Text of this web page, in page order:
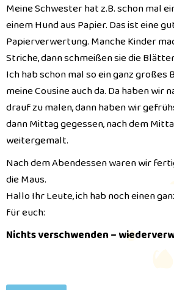
Meine Schwester hat z.B. schon mal
einem Hund aus Papier. Das isteine
Papierverwertung. Manche Kinder
Striche, dann schmeißen sie die
Ich hab schon mal so ein ganz großes
meine Cousine auch da. Da haben wir
drauf zu malen, dann haben wir
dann Mittag gegessen, nach dem
weitergemalt.
Nach dem Abendessen waren wir
die Maus.
Hallo Ihr Leute, ich hab noch einen
für euch:
Nichts verschwenden –